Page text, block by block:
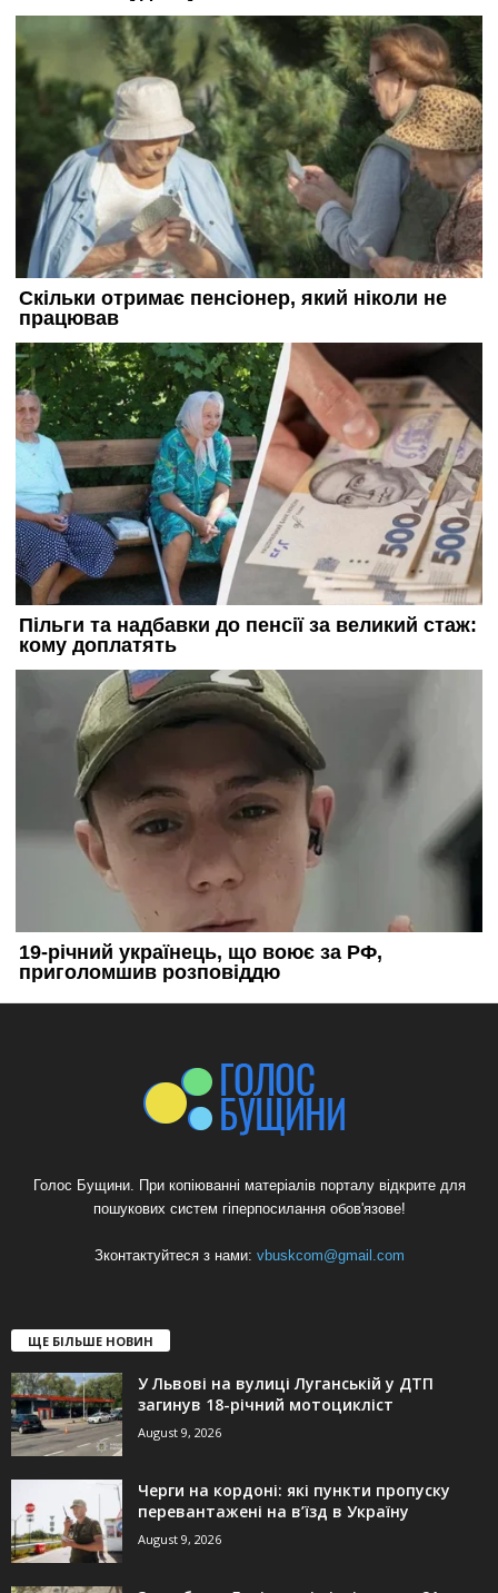
Голос Бущини. При копіюванні матеріалів порталу відкрите для
пошукових систем гіперпосилання обов'язове!
Зконтактуйтеся з нами: vbuskcom@gmail.com
ЩЕ БІЛЬШЕ НОВИН
У Львові на вулиці Луганській у ДТП
загинув 18-річний мотоцикліст
August 9, 2026
Черги на кордоні: які пункти пропуску
перевантажені на в’їзд в Україну
August 9, 2026